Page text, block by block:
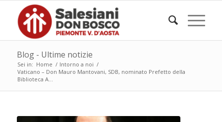
Blog - Ultime notizie
Sei in: Home / Intorno a noi /
Vaticano – Don Mauro Mantovani, SDB, nominato Prefetto della
Biblioteca A...